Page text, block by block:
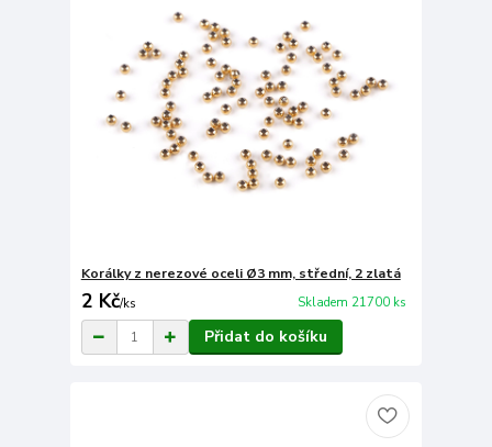
Korálky z nerezové oceli Ø3 mm, střední, 2 zlatá
2 Kč/ks Skladem 21700 ks
Přidat do košíku